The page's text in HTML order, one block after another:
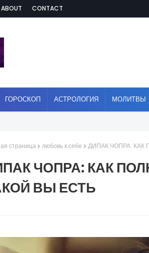
ABOUT CONTACT
ГОРОСКОП АСТРОЛОГИЯ МОЛИТВЫ
страница любовь к себе ДИПАК ЧОПРА: КАК
ЧОПРА: КАК
ВЫ ЕСТЬ